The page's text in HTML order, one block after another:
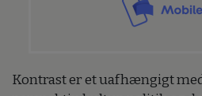
Kontrast er et uafhængigt